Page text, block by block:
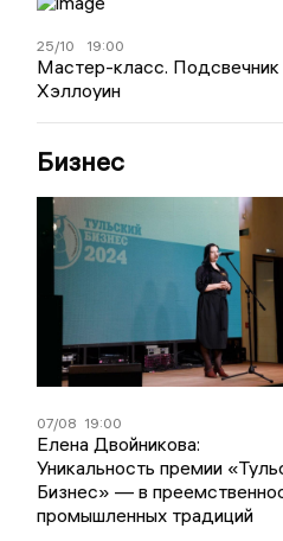
25/10 19:00
Мастер-класс. Подсвечник
Хэллоуин
Бизнес
07/08 19:00
Елена Двойникова:
Уникальность премии
Бизнес» — в
промышленных традиций